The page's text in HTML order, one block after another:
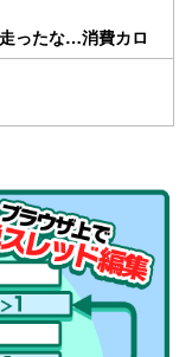
ったな…消費カロ